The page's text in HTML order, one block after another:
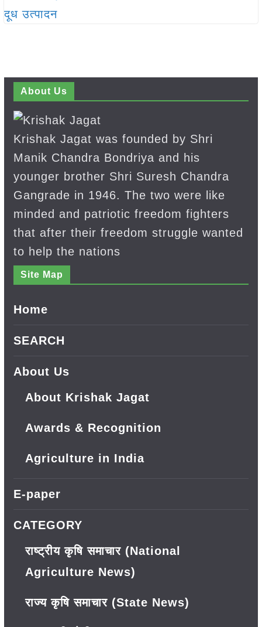
About Us
Krishak Jagat was founded by Shri
Manik Chandra Bondriya and his
younger brother Shri Suresh Chandra
Gangrade in 1946. The two were like
minded and patriotic freedom fighters
that after their freedom struggle wanted
to help the nations
Site Map
Home
SEARCH
About Us
About Krishak Jagat
Awards & Recognition
Agriculture in India
E-paper
CATEGORY
राष्ट्रीय कृषि समाचार (National
Agriculture News)
राज्य कृषि समाचार (State News)